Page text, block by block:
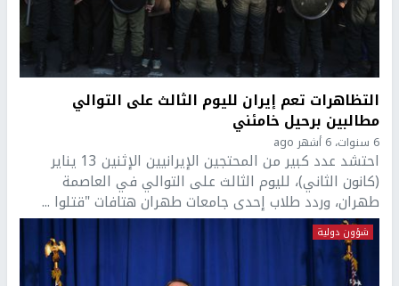
التظاهرات تعم إيران لليوم الثالث على التوالي
مطالبين برحيل خامئني
6 سنوات، 6 أشهر ago
احتشد عدد كبير من المحتجين الإيرانيين الإثنين 13 يناير
(كانون الثاني)، لليوم الثالث على التوالي في العاصمة
طهران، وردد طلاب إحدى جامعات طهران هتافات "قتلوا ...
شؤون دولية